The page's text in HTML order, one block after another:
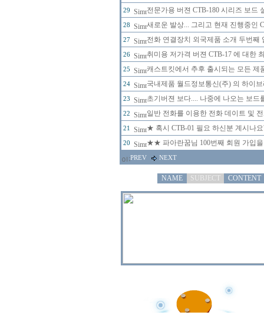
29 전문가용 버젼 CTB-180 시리즈 보드
28 새로운 발상... 그리고 현재 진행중인
27 전화 연결장치 외국제품 소개 두번째
26 취미용 저가격 버젼 CTB-17 에 대한
25 캐스트킷에서 추후 출시되는 모든
24 국내제품 월드정보통신(주) 의 하이
23 초기버젼 보다.... 나중에 나오는 보
22 일반 전화를 이용한 전화 데이트 및
21 ★ 혹시 CTB-01 필요 하신분 계시나
20 ★★ 파아란꿈님 100번째 회원 가입
PREV NEXT